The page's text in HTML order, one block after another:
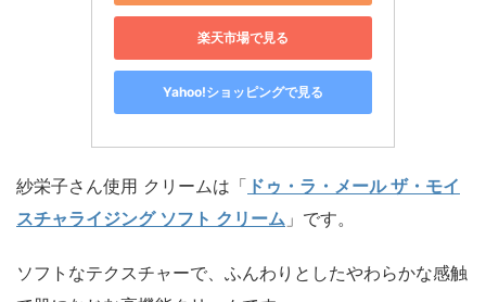
楽天市場で見る
Yahoo!ショッピングで見る
紗栄子さん使用 クリームは「 ドゥ・ラ・メール ザ・モイ
スチャライジング ソフト クリーム 」です。
ソフトなテクスチャーで、ふんわりとしたやわらかな感触